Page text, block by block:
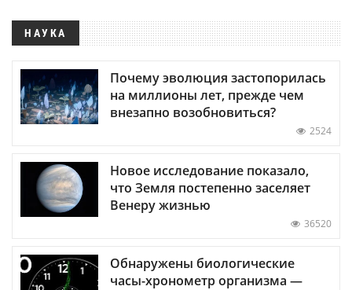
НАУКА
Почему эволюция застопорилась
на миллионы лет, прежде чем
внезапно возобновиться?
2524
Новое исследование показало,
что Земля постепенно заселяет
Венеру жизнью
36520
Обнаружены биологические
часы-хронометр организма —